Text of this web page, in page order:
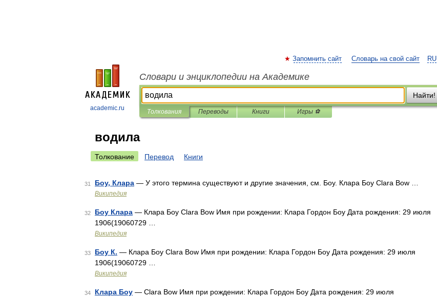
academic.ru
RU
Запомнить сайт Словарь на свой сайт
Словари и энциклопедии на Академике
Найти!
Толкования Переводы Книги Игры ⚽
водила
Толкование Перевод Книги
31 Боу, Клара — У этого термина существуют и другие значения, см. Боу. Клара Боу Clara Bow …
Википедия
32 Боу Клара — Клара Боу Clara Bow Имя при рождении: Клара Гордон Боу Дата рождения: 29 июля
1906(19060729 …
Википедия
33 Боу К. — Клара Боу Clara Bow Имя при рождении: Клара Гордон Боу Дата рождения: 29 июля
1906(19060729 …
Википедия
34 Клара Боу — Clara Bow Имя при рождении: Клара Гордон Боу Дата рождения: 29 июля